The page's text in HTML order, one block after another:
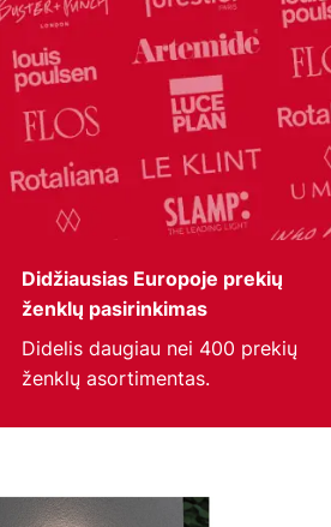
Didžiausias Europoje prekių
ženklų pasirinkimas
Didelis daugiau nei 400 prekių
ženklų asortimentas.